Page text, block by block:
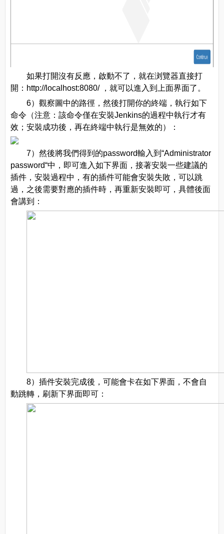
如果打開沒有反應，啟動不了，就在浏覽器直接打
開：http://localhost:8080/ ，就可以進入到上面界面了。
6）觀察圖中的路徑，然後打開你的終端，執行如下
命令（注意：該命令僅在安裝Jenkins的過程中執行才有
效；安裝成功後，再在終端中執行是無效的）：
7）然後將我們得到的password輸入到“Administrator
password“中，即可進入如下界面，接著安裝一些建議的
插件，安裝過程中，有的插件可能會安裝失敗，可以跳
過，之後需要對應的插件時，再重新安裝即可，具體後面
會講到：
8）插件安裝完成後，可能會卡在如下界面，不會自
動跳轉，刷新下界面即可：